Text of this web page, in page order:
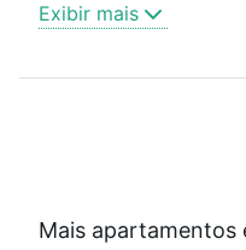
ou sem vaga de
Apartamentos à
Qual o preço de
as parcelas podem
Exibir mais
Mais apartamentos